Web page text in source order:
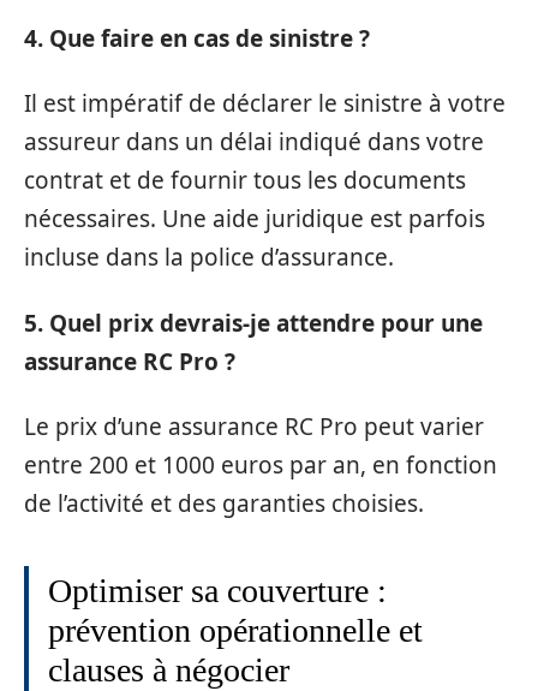
4. Que faire en cas de sinistre ?
Il est impératif de déclarer le sinistre à votre
assureur dans un délai indiqué dans votre
contrat et de fournir tous les documents
nécessaires. Une aide juridique est parfois
incluse dans la police d’assurance.
5. Quel prix devrais-je attendre pour une
assurance RC Pro ?
Le prix d’une assurance RC Pro peut varier
entre 200 et 1000 euros par an, en fonction
de l’activité et des garanties choisies.
Optimiser sa couverture :
prévention opérationnelle et
clauses à négocier